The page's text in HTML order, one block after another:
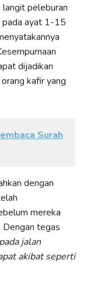
peleburan
pada ayat 1-15
dijadikan
kafir yang
Surah
dengan
mereka
Dengan tegas
jalan
akibat seperti